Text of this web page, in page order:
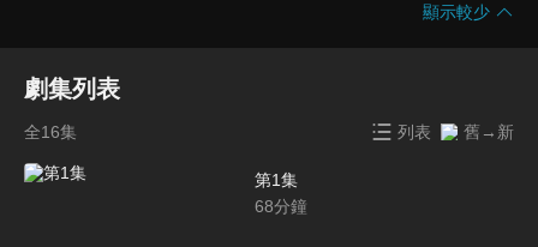
顯示較少
劇集列表
全16集 列表 舊→新
第1集
68分鐘